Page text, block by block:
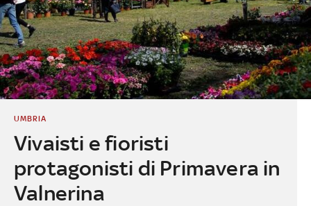
Vivaisti e fioristi
protagonisti di Primavera in
Valnerina
UMBRIA